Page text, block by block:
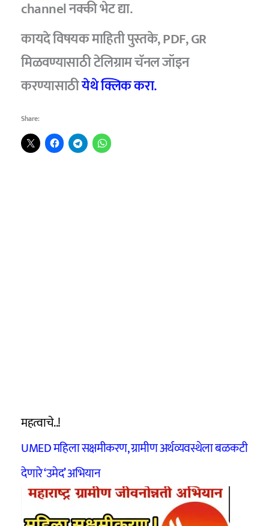
channel नक्की भेट द्या.
कायदे विषयक माहिती पुस्तके, PDF, GR
मिळवण्यासाठीटेलिग्राम चॅनल जॉइन
करण्यासाठीयेथे क्लिक करा.
Share:
महत्वाचे..!
UMED महिला सक्षमीकरण, ग्रामीण अर्थव्यवस्थेला बळकटी
देणारे ‘उमेद’ अभियान